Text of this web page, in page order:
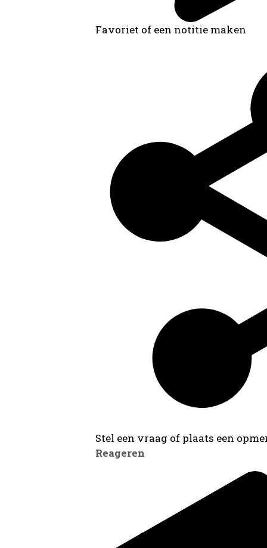
Favoriet of een notitie maken
Stel een vraag of plaats een
Reageren